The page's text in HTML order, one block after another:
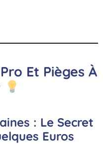
Et Pièges À
: Le Secret
Euros